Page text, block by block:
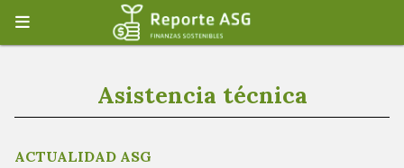
Asistencia técnica
ACTUALIDAD ASG